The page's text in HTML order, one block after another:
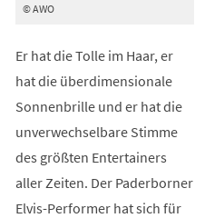
© AWO
Er hat die Tolle im Haar, er
hat die überdimensionale
Sonnenbrille und er hat die
unverwechselbare Stimme
des größten Entertainers
aller Zeiten. Der Paderborner
Elvis-Performer hat sich für